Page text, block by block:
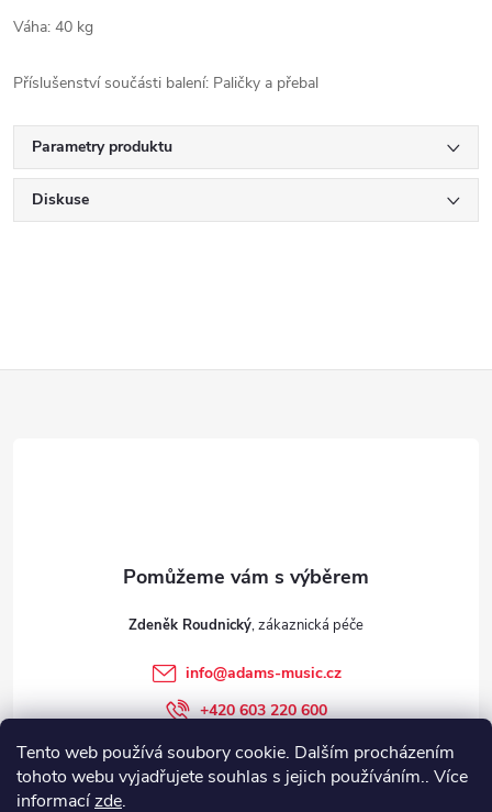
Tento web používá soubory cookie. Dalším procházením
tohoto webu vyjadřujete souhlas s jejich používáním.. Více
informacízde.
Váha: 40 kg
Příslušenství součásti balení: Paličky a přebal
Parametry produktu
Diskuse
Zdeněk Roudnický
info@adams-music.cz
+420 603 220 600
+420 603 220 600
adams-music.cz